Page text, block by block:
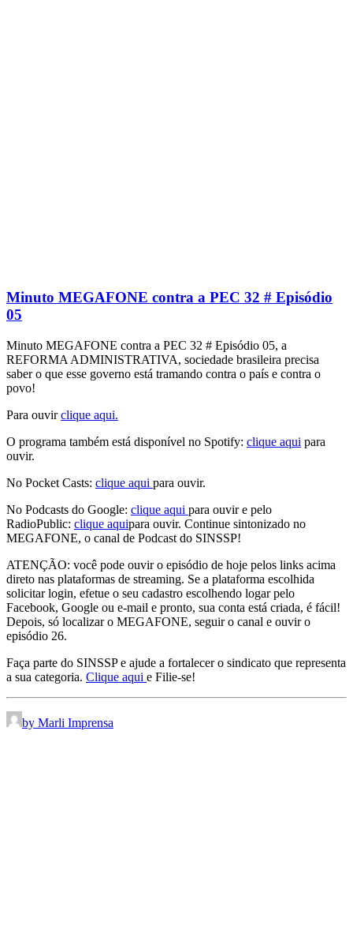
Minuto MEGAFONE contra a PEC 32 # Episódio
05
Minuto MEGAFONE contra a PEC 32 # Episódio 05, a
REFORMA ADMINISTRATIVA, sociedade brasileira precisa
saber o que esse governo está tramando contra o país e contra o
povo!
Para ouvirclique aqui.
O programa também está disponível no Spotify: clique aqui para
ouvir.
No Pocket Casts: clique aqui para ouvir.
No Podcasts do Google: clique aqui para ouvir e pelo
RadioPublic: clique aquipara ouvir. Continue sintonizado no
MEGAFONE, o canal de Podcast do SINSSP!
ATENÇÃO: você pode ouvir o episódio de hoje pelos links acima
direto nas plataformas de streaming. Se a plataforma escolhida
solicitar login, efetue o seu cadastro escolhendo logar pelo
Facebook, Google ou e-mail e pronto, sua conta está criada, é fácil!
Depois, só localizar o MEGAFONE, seguir o canal e ouvir o
episódio 26.
Faça parte do SINSSP e ajude a fortalecer o sindicato que representa
a sua categoria. Clique aqui e Filie-se!
by Marli Imprensa